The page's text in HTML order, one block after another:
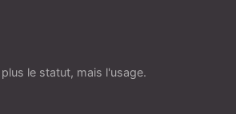
le statut, mais l'usage.